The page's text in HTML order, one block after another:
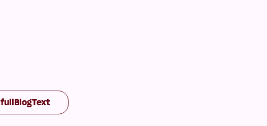
fullBlogText